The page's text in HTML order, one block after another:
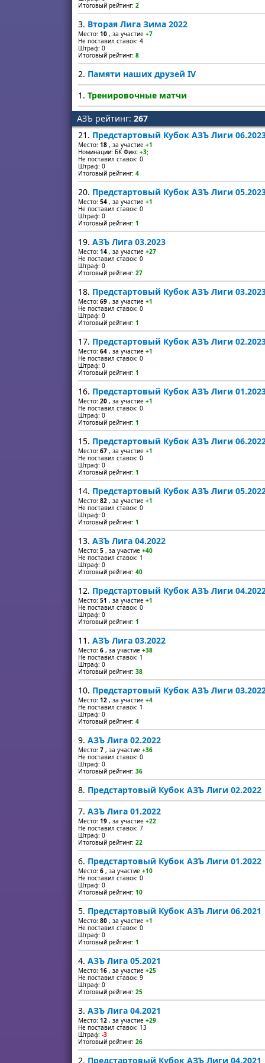
Итоговый рейтинг: 2
3. Вторая Лига Зима 2022
Место: 10 , за участие +7
Не поставил ставок: 4
Штраф: 0
Итоговый рейтинг: 8
2. Памяти наших друзей IV
1. Тренировочные матчи
АЗЪ рейтинг: 267
21. Предстартовый Кубок АЗЪ Лиги
Место: 18 , за участие +1
Номинации: БК Фикс +3;
Не поставил ставок: 0
Штраф: 0
Итоговый рейтинг: 4
20. Предстартовый Кубок АЗЪ Лиги
Место: 54 , за участие +1
Не поставил ставок: 0
Штраф: 0
Итоговый рейтинг: 1
19. АЗЪ Лига 03.2023
Место: 14 , за участие +27
Не поставил ставок: 0
Штраф: 0
Итоговый рейтинг: 27
18. Предстартовый Кубок АЗЪ Лиги
Место: 69 , за участие +1
Не поставил ставок: 0
Штраф: 0
Итоговый рейтинг: 1
17. Предстартовый Кубок АЗЪ Лиги
Место: 64 , за участие +1
Не поставил ставок: 0
Штраф: 0
Итоговый рейтинг: 1
16. Предстартовый Кубок АЗЪ Лиги
Место: 20 , за участие +1
Не поставил ставок: 0
Штраф: 0
Итоговый рейтинг: 1
15. Предстартовый Кубок АЗЪ Лиги
Место: 67 , за участие +1
Не поставил ставок: 0
Штраф: 0
Итоговый рейтинг: 1
14. Предстартовый Кубок АЗЪ Лиги
Место: 82 , за участие +1
Не поставил ставок: 0
Штраф: 0
Итоговый рейтинг: 1
13. АЗЪ Лига 04.2022
Место: 5 , за участие +40
Не поставил ставок: 1
Штраф: 0
Итоговый рейтинг: 40
12. Предстартовый Кубок АЗЪ Лиги
Место: 51 , за участие +1
Не поставил ставок: 0
Штраф: 0
Итоговый рейтинг: 1
11. АЗЪ Лига 03.2022
Место: 6 , за участие +38
Не поставил ставок: 1
Штраф: 0
Итоговый рейтинг: 38
10. Предстартовый Кубок АЗЪ Лиги
Место: 12 , за участие +4
Не поставил ставок: 1
Штраф: 0
Итоговый рейтинг: 4
9. АЗЪ Лига 02.2022
Место: 7 , за участие +36
Не поставил ставок: 0
Штраф: 0
Итоговый рейтинг: 36
8. Предстартовый Кубок АЗЪ Лиги 02.2022
7. АЗЪ Лига 01.2022
Место: 19 , за участие +22
Не поставил ставок: 7
Штраф: 0
Итоговый рейтинг: 22
6. Предстартовый Кубок АЗЪ Лиги 01.2022
Место: 6 , за участие +10
Не поставил ставок: 0
Штраф: 0
Итоговый рейтинг: 10
5. Предстартовый Кубок АЗЪ Лиги 06.2021
Место: 80 , за участие +1
Не поставил ставок: 0
Штраф: 0
Итоговый рейтинг: 1
4. АЗЪ Лига 05.2021
Место: 16 , за участие +25
Не поставил ставок: 9
Штраф: 0
Итоговый рейтинг: 25
3. АЗЪ Лига 04.2021
Место: 12 , за участие +29
Не поставил ставок: 13
Штраф: -3
Итоговый рейтинг: 26
2. Предстартовый Кубок АЗЪ Лиги 04.2021